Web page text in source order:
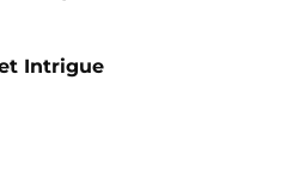
Intrigue